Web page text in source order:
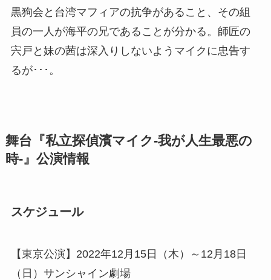
黒狗会と台湾マフィアの抗争があること、その組
員の一人が海平の兄であることが分かる。師匠の
宍戸と妹の茜は深入りしないようマイクに忠告す
るが･･･。
舞台『私立探偵濱マイク-我が人生最悪の
時-』公演情報
スケジュール
【東京公演】2022年12月15日（木）～12月18日
（日）サンシャイン劇場